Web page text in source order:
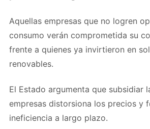
Aquellas empresas que no logren
consumo verán comprometida su
frente a quienes ya invirtieron en
renovables.
El Estado argumenta que subsidiar
empresas distorsiona los precios y
ineficiencia a largo plazo.